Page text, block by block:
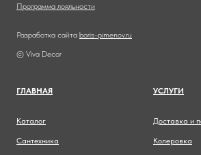
Программа лояльности
Разработка сайта boris-pimenov.ru
© Viva Decor
ГЛАВНАЯ
Каталог
Сантехника
УСЛУГИ
Доставка и
Колеровка